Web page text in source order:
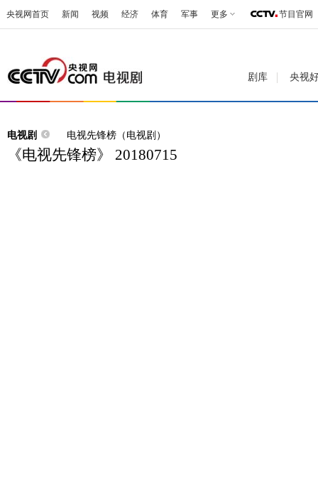
央视网首页 新闻 视频 经济 体育 军事 更多 节目官网
剧库 央视
电视剧 电视先锋榜（电视剧）
《电视先锋榜》 20180715